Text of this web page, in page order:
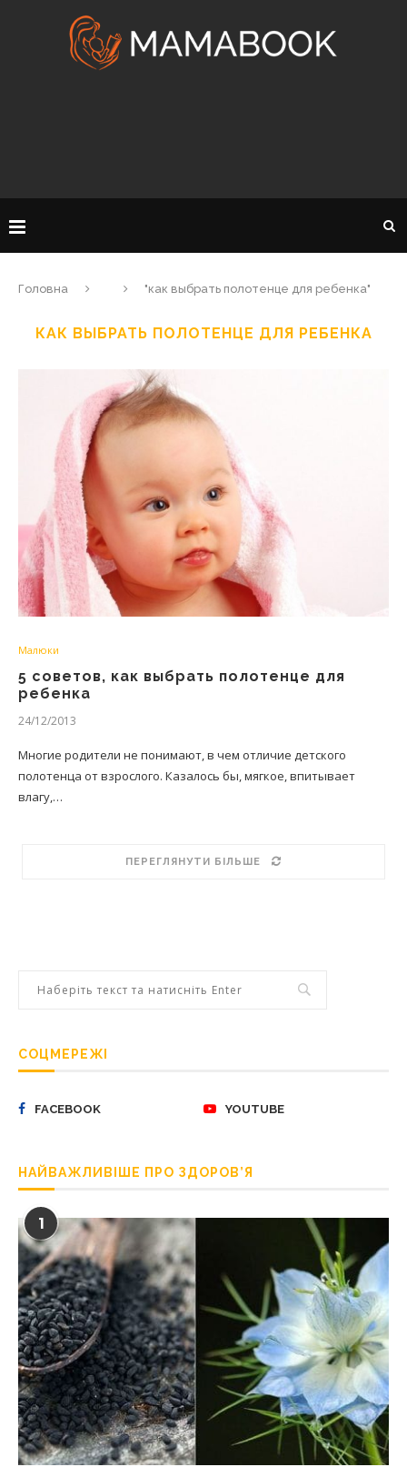
Головна "как выбрать полотенце для ребенка"
КАК ВЫБРАТЬ ПОЛОТЕНЦЕ ДЛЯ РЕБЕНКА
Малюки
5 советов, как выбрать полотенце для
ребенка
24/12/2013
Многие родители не понимают, в чем отличие детского
полотенца от взрослого. Казалось бы, мягкое, впитывает
влагу,…
ПЕРЕГЛЯНУТИ БІЛЬШЕ
СОЦМЕРЕЖІ
FACEBOOK YOUTUBE
НАЙВАЖЛИВІШЕ ПРО ЗДОРОВ’Я
1